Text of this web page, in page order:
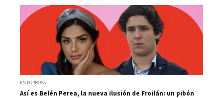
EN POPROSA
Así es Belén Perea, la nueva ilusión de Froilán: un pibón